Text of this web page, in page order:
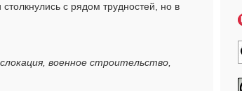
с рядом трудностей, но в
военное строительство,